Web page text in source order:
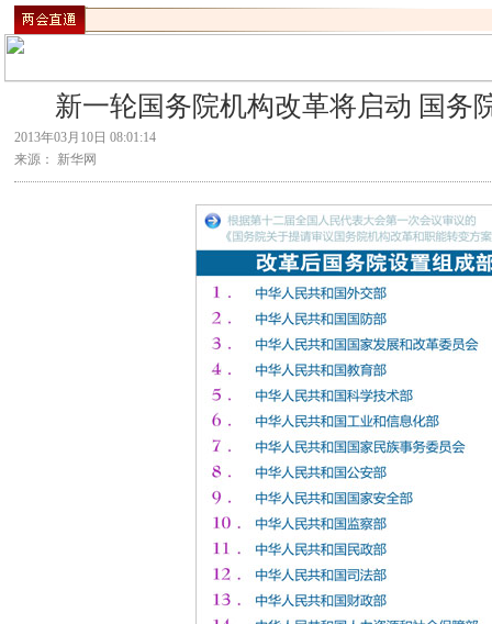
新一轮国务院机构改革将启动 国务
2013年03月10日 08:01:14
来源： 新华网